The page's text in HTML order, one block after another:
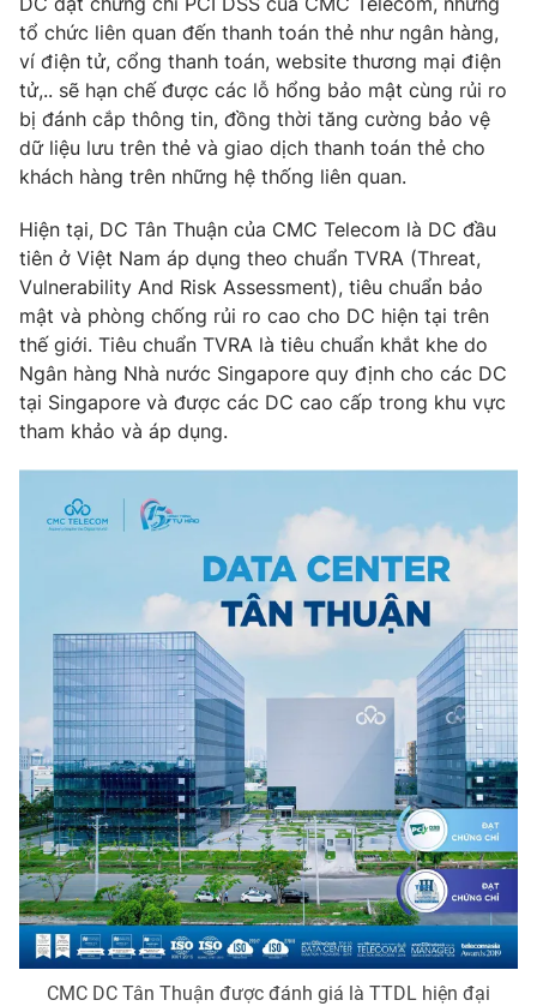
tổ chức liên quan đến thanh toán thẻ như ngân hàng,
ví điện tử, cổng thanh toán, website thương mại điện
tử,.. sẽ hạn chế được các lỗ hổng bảo mật cùng rủi ro
bị đánh cắp thông tin, đồng thời tăng cường bảo vệ
dữ liệu lưu trên thẻ và giao dịch thanh toán thẻ cho
khách hàng trên những hệ thống liên quan.
Hiện tại, DC Tân Thuận của CMC Telecom là DC đầu
tiên ở Việt Nam áp dụng theo chuẩn TVRA (Threat,
Vulnerability And Risk Assessment), tiêu chuẩn bảo
mật và phòng chống rủi ro cao cho DC hiện tại trên
thế giới. Tiêu chuẩn TVRA là tiêu chuẩn khắt khe do
Ngân hàng Nhà nước Singapore quy định cho các DC
tại Singapore và được các DC cao cấp trong khu vực
tham khảo và áp dụng.
CMC DC Tân Thuận được đánh giá là TTDL hiện đại